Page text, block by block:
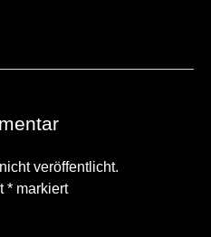
veröffentlicht.
*markiert